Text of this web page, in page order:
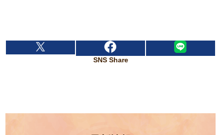
SNS Share